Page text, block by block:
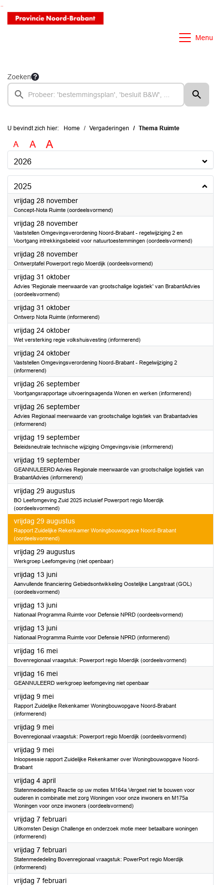
Ga naar de inhoud van deze pagina
Ga naar het zoeken
Ga naar het menu
Menu
Zoeken
U bevindt zich hier: Home Vergaderingen Thema Ruimte
A A A
2026
2025
vrijdag 28 november2025
Concept-Nota Ruimte (oordeelsvormend)
vrijdag 28 november2025
Vaststellen Omgevingsverordening Noord-Brabant - regelwijziging 2 en
Voortgang intrekkingsbeleid voor natuurtoestemmingen (oordeelsvormend)
vrijdag 28 november2025
Ontwerptafel Powerport regio Moerdijk (oordeelsvormend)
vrijdag 31 oktober2025
Advies 'Regionale meerwaarde van grootschalige logistiek' van BrabantAdvies
(oordeelsvormend)
vrijdag 31 oktober2025
Ontwerp Nota Ruimte (informerend)
vrijdag 24 oktober2025
Wet versterking regie volkshuisvesting (informerend)
vrijdag 24 oktober2025
Vaststellen Omgevingsverordening Noord-Brabant - Regelwijziging 2
(informerend)
vrijdag 26 september2025
Voortgangsrapportage uitvoeringsagenda Wonen en werken (informerend)
vrijdag 26 september2025
Advies Regionaal meerwaarde van grootschalige logistiek van Brabantadvies
(informerend)
vrijdag 19 september2025
Beleidsneutrale technische wijziging Omgevingsvisie (informerend)
vrijdag 19 september2025
GEANNULEERD Advies Regionale meerwaarde van grootschalige logistiek van
BrabantAdvies (informerend)
vrijdag 29 augustus2025
BO Leefomgeving Zuid 2025 inclusief Powerport regio Moerdijk
(oordeelsvormend)
vrijdag 29 augustus2025
Rapport Zuidelijke Rekenkamer Woningbouwopgave Noord-Brabant
(oordeelsvormend)
vrijdag 29 augustus2025
Werkgroep Leefomgeving (niet openbaar)
vrijdag 13 juni2025
Aanvullende financiering Gebiedsontwikkeling Oostelijke Langstraat (GOL)
(oordeelsvormend)
vrijdag 13 juni2025
Nationaal Programma Ruimte voor Defensie NPRD (oordeelsvormend)
vrijdag 13 juni2025
Nationaal Programma Ruimte voor Defensie NPRD (informerend)
vrijdag 16 mei2025
Bovenregionaal vraagstuk: Powerport regio Moerdijk (oordeelsvormend)
vrijdag 16 mei2025
GEANNULEERD werkgroep leefomgeving niet openbaar
vrijdag 9 mei2025
Rapport Zuidelijke Rekenkamer Woningbouwopgave Noord-Brabant
(informerend)
vrijdag 9 mei2025
Bovenregionaal vraagstuk: Powerport regio Moerdijk (oordeelsvormend)
vrijdag 9 mei2025
Inloopsessie rapport Zuidelijke Rekenkamer over Woningbouwopgave Noord-
Brabant
vrijdag 4 april2025
Statenmededeling Reactie op uw moties M164a Vergeet niet te bouwen voor
ouderen in combinatie met zorg Woningen voor onze inwoners en M175a
Woningen voor onze inwoners (oordeelsvormend)
vrijdag 7 februari2025
Uitkomsten Design Challenge en onderzoek motie meer betaalbare woningen
(informerend)
vrijdag 7 februari2025
Statenmededeling Bovenregionaal vraagstuk: PowerPort regio Moerdijk
(informerend)
vrijdag 7 februari2025